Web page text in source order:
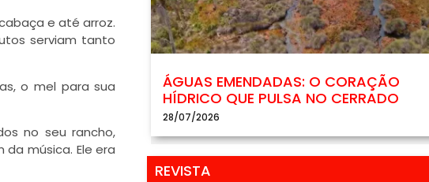
e até arroz.
serviam tanto
o mel para sua
no seu rancho,
música. Ele era
ÁGUAS EMENDADAS: O CORAÇÃO
HÍDRICO QUE PULSA NO CERRADO
28/07/2026
REVISTA